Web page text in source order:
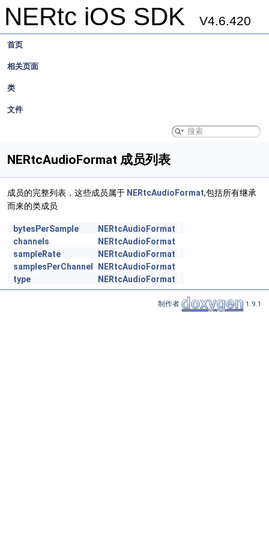
NERtc iOS SDK V4.6.420
首页
相关页面
类
文件
NERtcAudioFormat 成员列表
成员的完整列表，这些成员属于 NERtcAudioFormat,包括所有继承
而来的类成员
bytesPerSample
NERtcAudioFormat
channels
NERtcAudioFormat
sampleRate
NERtcAudioFormat
samplesPerChannel
NERtcAudioFormat
type
NERtcAudioFormat
制作者 1.9.1